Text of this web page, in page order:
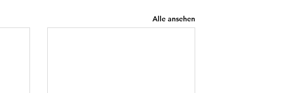
Alle ansehen